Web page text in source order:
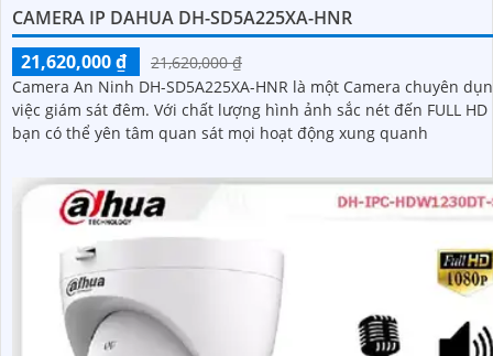
CAMERA IP DAHUA DH-SD5A225XA-HNR
21,620,000 ₫
21,620,000 ₫
Camera An Ninh DH-SD5A225XA-HNR là một Camera chuyên
việc giám sát đêm. Với chất lượng hình ảnh sắc nét đến FULL HD 1080P,
bạn có thể yên tâm quan sát mọi hoạt động xung quanh